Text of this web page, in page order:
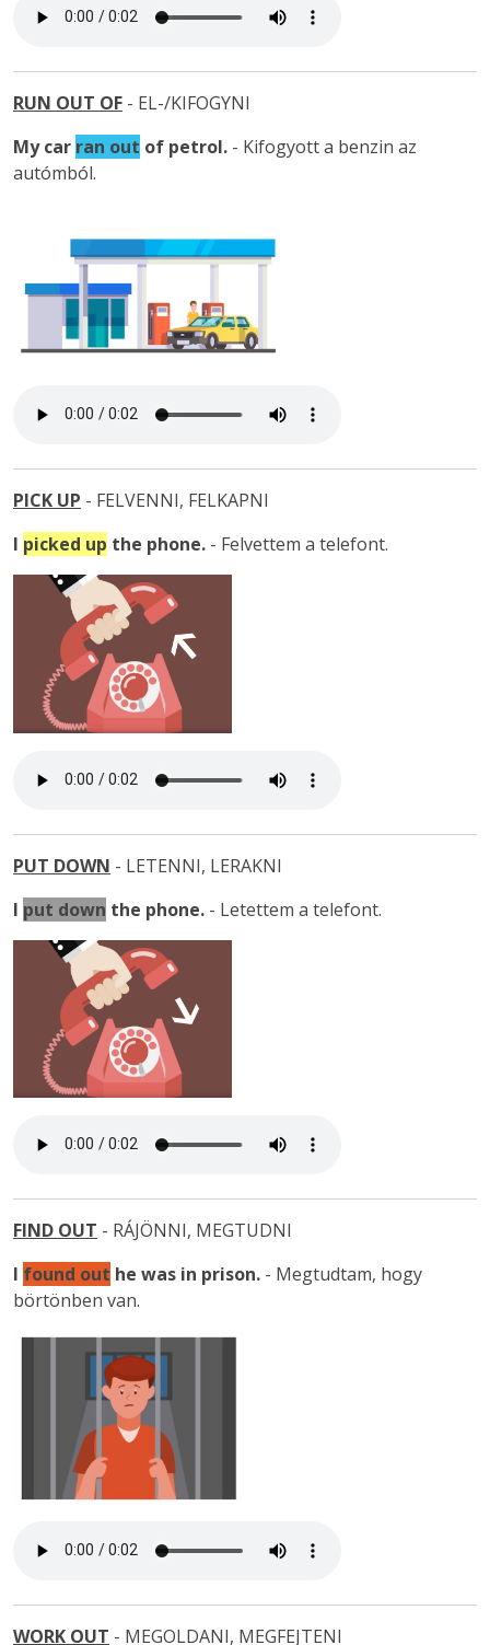
RUN OUT OF - EL-/KIFOGYNI
My car ran out of petrol. - Kifogyott a benzin az
autómból.
PICK UP - FELVENNI, FELKAPNI
I picked up the phone. - Felvettem a telefont.
PUT DOWN - LETENNI, LERAKNI
I put down the phone. - Letettem a telefont.
FIND OUT - RÁJÖNNI, MEGTUDNI
I found out he was in prison. - Megtudtam, hogy
börtönben van.
WORK OUT - MEGOLDANI, MEGFEJTENI